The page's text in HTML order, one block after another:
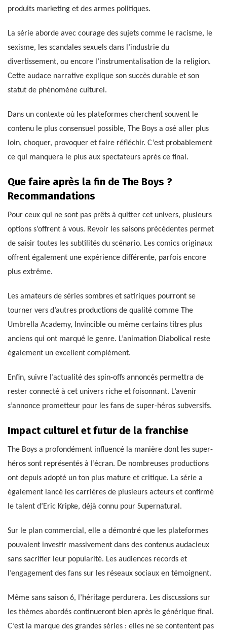
produits marketing et des armes politiques.
La série aborde avec courage des sujets comme le racisme, le
sexisme, les scandales sexuels dans l’industrie du
divertissement, ou encore l’instrumentalisation de la religion.
Cette audace narrative explique son succès durable et son
statut de phénomène culturel.
Dans un contexte où les plateformes cherchent souvent le
contenu le plus consensuel possible, The Boys a osé aller plus
loin, choquer, provoquer et faire réfléchir. C’est probablement
ce qui manquera le plus aux spectateurs après ce final.
Que faire après la fin de The Boys ?
Recommandations
Pour ceux qui ne sont pas prêts à quitter cet univers, plusieurs
options s’offrent à vous. Revoir les saisons précédentes permet
de saisir toutes les subtilités du scénario. Les comics originaux
offrent également une expérience différente, parfois encore
plus extrême.
Les amateurs de séries sombres et satiriques pourront se
tourner vers d’autres productions de qualité comme The
Umbrella Academy, Invincible ou même certains titres plus
anciens qui ont marqué le genre. L’animation Diabolical reste
également un excellent complément.
Enfin, suivre l’actualité des spin-offs annoncés permettra de
rester connecté à cet univers riche et foisonnant. L’avenir
s’annonce prometteur pour les fans de super-héros subversifs.
Impact culturel et futur de la franchise
The Boys a profondément influencé la manière dont les super-
héros sont représentés à l’écran. De nombreuses productions
ont depuis adopté un ton plus mature et critique. La série a
également lancé les carrières de plusieurs acteurs et confirmé
le talent d’Eric Kripke, déjà connu pour Supernatural.
Sur le plan commercial, elle a démontré que les plateformes
pouvaient investir massivement dans des contenus audacieux
sans sacrifier leur popularité. Les audiences records et
l’engagement des fans sur les réseaux sociaux en témoignent.
Même sans saison 6, l’héritage perdurera. Les discussions sur
les thèmes abordés continueront bien après le générique final.
C’est la marque des grandes séries : elles ne se contentent pas